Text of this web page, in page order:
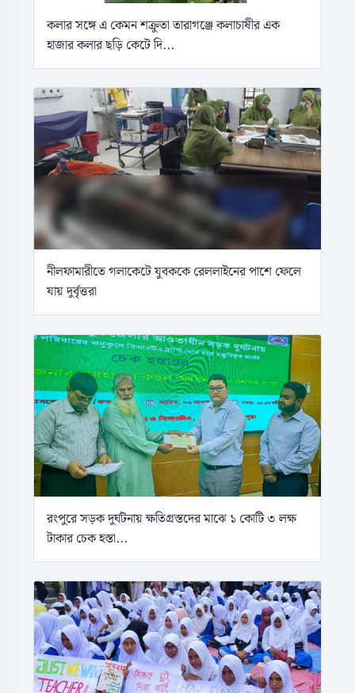
কলার সঙ্গে এ কেমন শক্রুতা তারাগঞ্জে কলাচাষীর এক
হাজার কলার ছড়ি কেটে দি...
নীলফামারীতে গলাকেটে যুবককে রেললাইনের পাশে ফেলে
যায় দুর্বৃত্তরা
রংপুরে সড়ক দুর্ঘটনায় ক্ষতিগ্রস্তদের মাঝে ১ কোটি ৩ লক্ষ
টাকার চেক হস্তা...